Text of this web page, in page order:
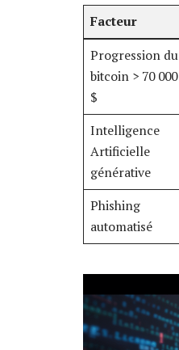
Facteur
Progression du
bitcoin > 70 000
$
Intelligence
Artificielle
générative
Phishing
automatisé